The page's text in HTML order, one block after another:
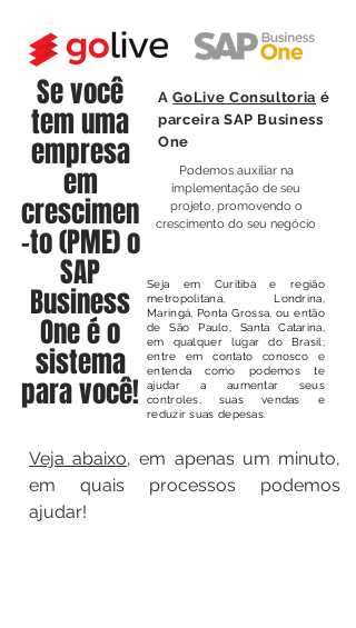
Se você
tem uma
empresa
em
crescimen
-to (PME) o
SAP
Business
One é o
sistema
para você!
AGoLive Consultoria é
parceira SAP Business
One
Podemos auxiliar na
implementação de seu
projeto, promovendo o
crescimento do seu negócio
Seja em Curitiba e região
metropolitana, Londrina,
Maringá, Ponta Grossa, ou então
de São Paulo, Santa Catarina,
em qualquer lugar do Brasil;
entre em contato conosco e
entenda como podemos te
ajudar a aumentar seus
controles, suas vendas e
reduzir suas depesas.
Veja abaixo, em apenas um minuto,
em quais processos podemos
ajudar!